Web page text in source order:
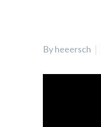
By heeersch